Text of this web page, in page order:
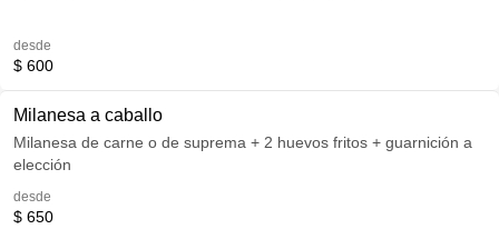
desde
$ 600
Milanesa a caballo
Milanesa de carne o de suprema + 2 huevos fritos + guarnición a
elección
desde
$ 650